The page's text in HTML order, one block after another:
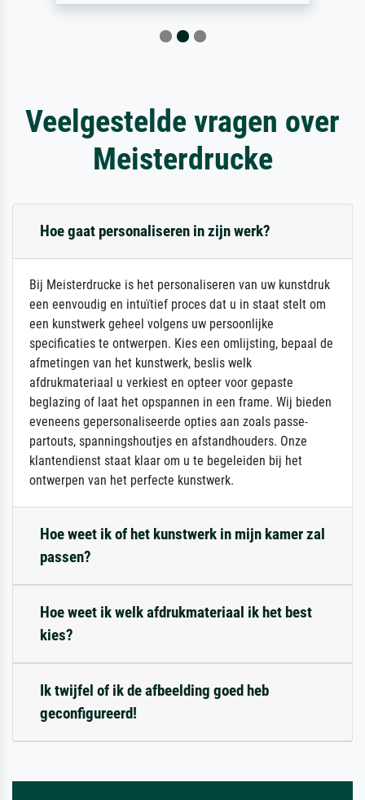
Veelgestelde vragen over
Meisterdrucke
Hoe gaat personaliseren in zijn werk?
Bij Meisterdrucke is het personaliseren van uw kunstdruk
een eenvoudig en intuïtief proces dat u in staat stelt om
een kunstwerk geheel volgens uw persoonlijke
specificaties te ontwerpen. Kies een omlijsting, bepaal de
afmetingen van het kunstwerk, beslis welk
afdrukmateriaal u verkiest en opteer voor gepaste
beglazing of laat het opspannen in een frame. Wij bieden
eveneens gepersonaliseerde opties aan zoals passe-
partouts, spanningshoutjes en afstandhouders. Onze
klantendienst staat klaar om u te begeleiden bij het
ontwerpen van het perfecte kunstwerk.
Hoe weet ik of het kunstwerk in mijn kamer zal
passen?
Hoe weet ik welk afdrukmateriaal ik het best
kies?
Ik twijfel of ik de afbeelding goed heb
geconfigureerd!